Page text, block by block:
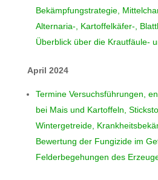
Bekämpfungstrategie,
Alternaria-, Kartoffelkäfer-,
Überblick über die Krautfäule-
April 2024
Termine Versuchsführungen,
bei Mais und Kartoffeln,
Wintergetreide,
Bewertung der Fungizide im
Felderbegehungen des